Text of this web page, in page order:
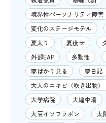
境界性パーソナリティ障害
変化のステージモデル
夏太り
夏痩せ
外部EAP
多動性
夢ばかり見る
夢日記
大人のニキビ（吹き出物）
大学病院
大建中湯
大豆イソフラボン
太